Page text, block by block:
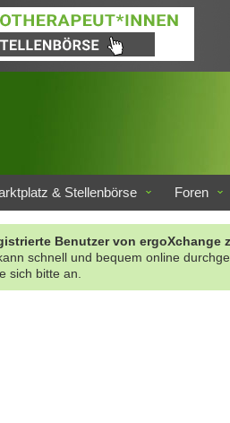
& Stellenbörse Foren
Benutzer von ergoXchange
schnell und bequem online
sich bitte an.